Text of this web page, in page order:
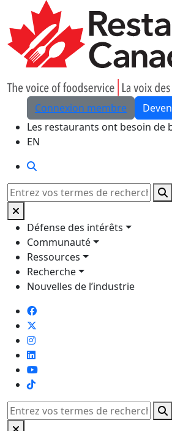
Skip to Main Content
Connexion membre
Les restaurants ont besoin de
EN
Rechercher
Défense des intérêts
Communauté
Ressources
Recherche
Nouvelles de l’industrie
TikTok
Rechercher